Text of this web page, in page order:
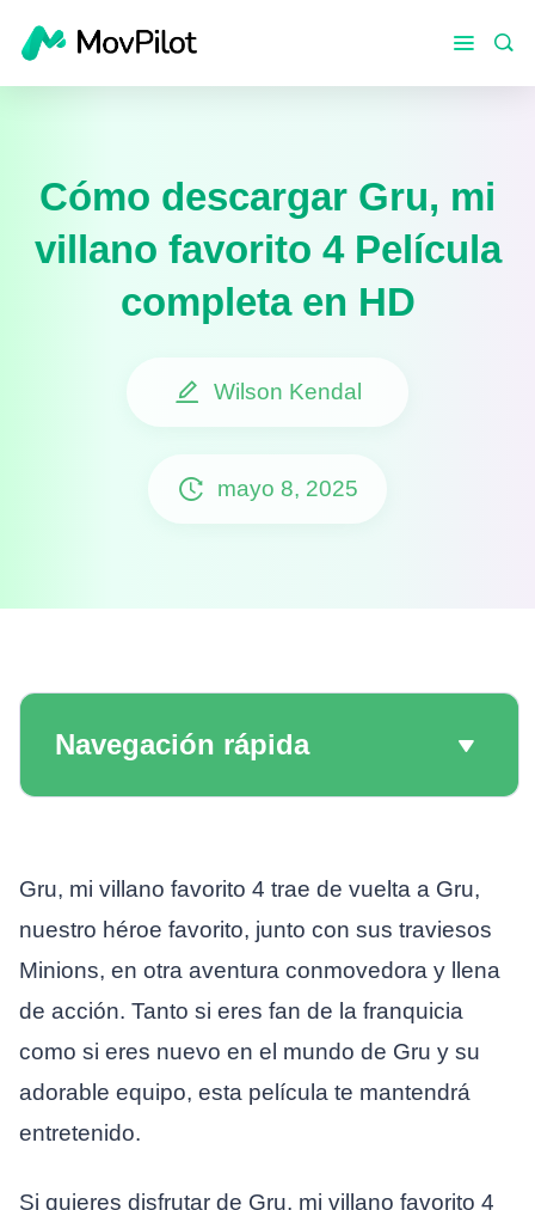
Cómo descargar Gru, mi
villano favorito 4 Película
completa en HD
Wilson Kendal
mayo 8, 2025
Navegación rápida
Gru, mi villano favorito 4 trae de vuelta a Gru,
nuestro héroe favorito, junto con sus traviesos
Minions, en otra aventura conmovedora y llena
de acción. Tanto si eres fan de la franquicia
como si eres nuevo en el mundo de Gru y su
adorable equipo, esta película te mantendrá
entretenido.
Si quieres disfrutar de Gru, mi villano favorito 4